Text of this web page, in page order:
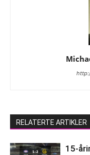
RELATERTE ARTIKLER
15-